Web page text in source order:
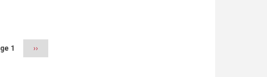
1
Next
page
››